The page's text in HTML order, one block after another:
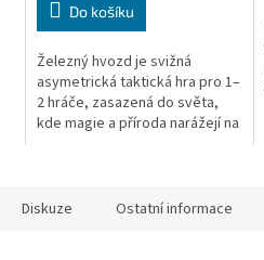
Do košíku
Železný hvozd je svižná
asymetrická taktická hra pro 1–
2 hráče, zasazená do světa,
kde magie a příroda narážejí na
Diskuze Ostatní informace